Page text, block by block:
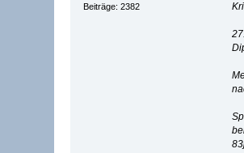
Beiträge: 2382